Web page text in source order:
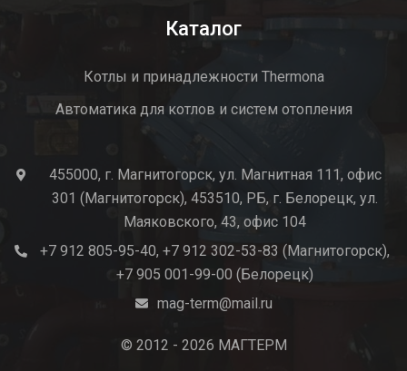
Каталог
Котлы и принадлежности Thermona
Автоматика для котлов и систем отопления
icon455000, г. Магнитогорск, ул. Магнитная 111, офис
301 (Магнитогорск), 453510, РБ, г. Белорецк, ул.
Маяковского, 43, офис 104
+7 912 805-95-40, +7 912 302-53-83 (Магнитогорск),
+7 905 001-99-00 (Белорецк)
icon
mag-term@mail.ru
© 2012 - 2026 МАГТЕРМ